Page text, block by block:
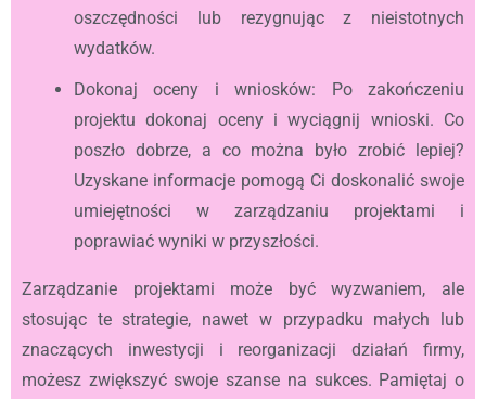
oszczędności lub rezygnując z nieistotnych
wydatków.
Dokonaj oceny i wniosków: Po zakończeniu
projektu dokonaj oceny i wyciągnij wnioski. Co
poszło dobrze, a co można było zrobić lepiej?
Uzyskane informacje pomogą Ci doskonalić swoje
umiejętności w zarządzaniu projektami i
poprawiać wyniki w przyszłości.
Zarządzanie projektami może być wyzwaniem, ale
stosując te strategie, nawet w przypadku małych lub
znaczących inwestycji i reorganizacji działań firmy,
możesz zwiększyć swoje szanse na sukces. Pamiętaj o